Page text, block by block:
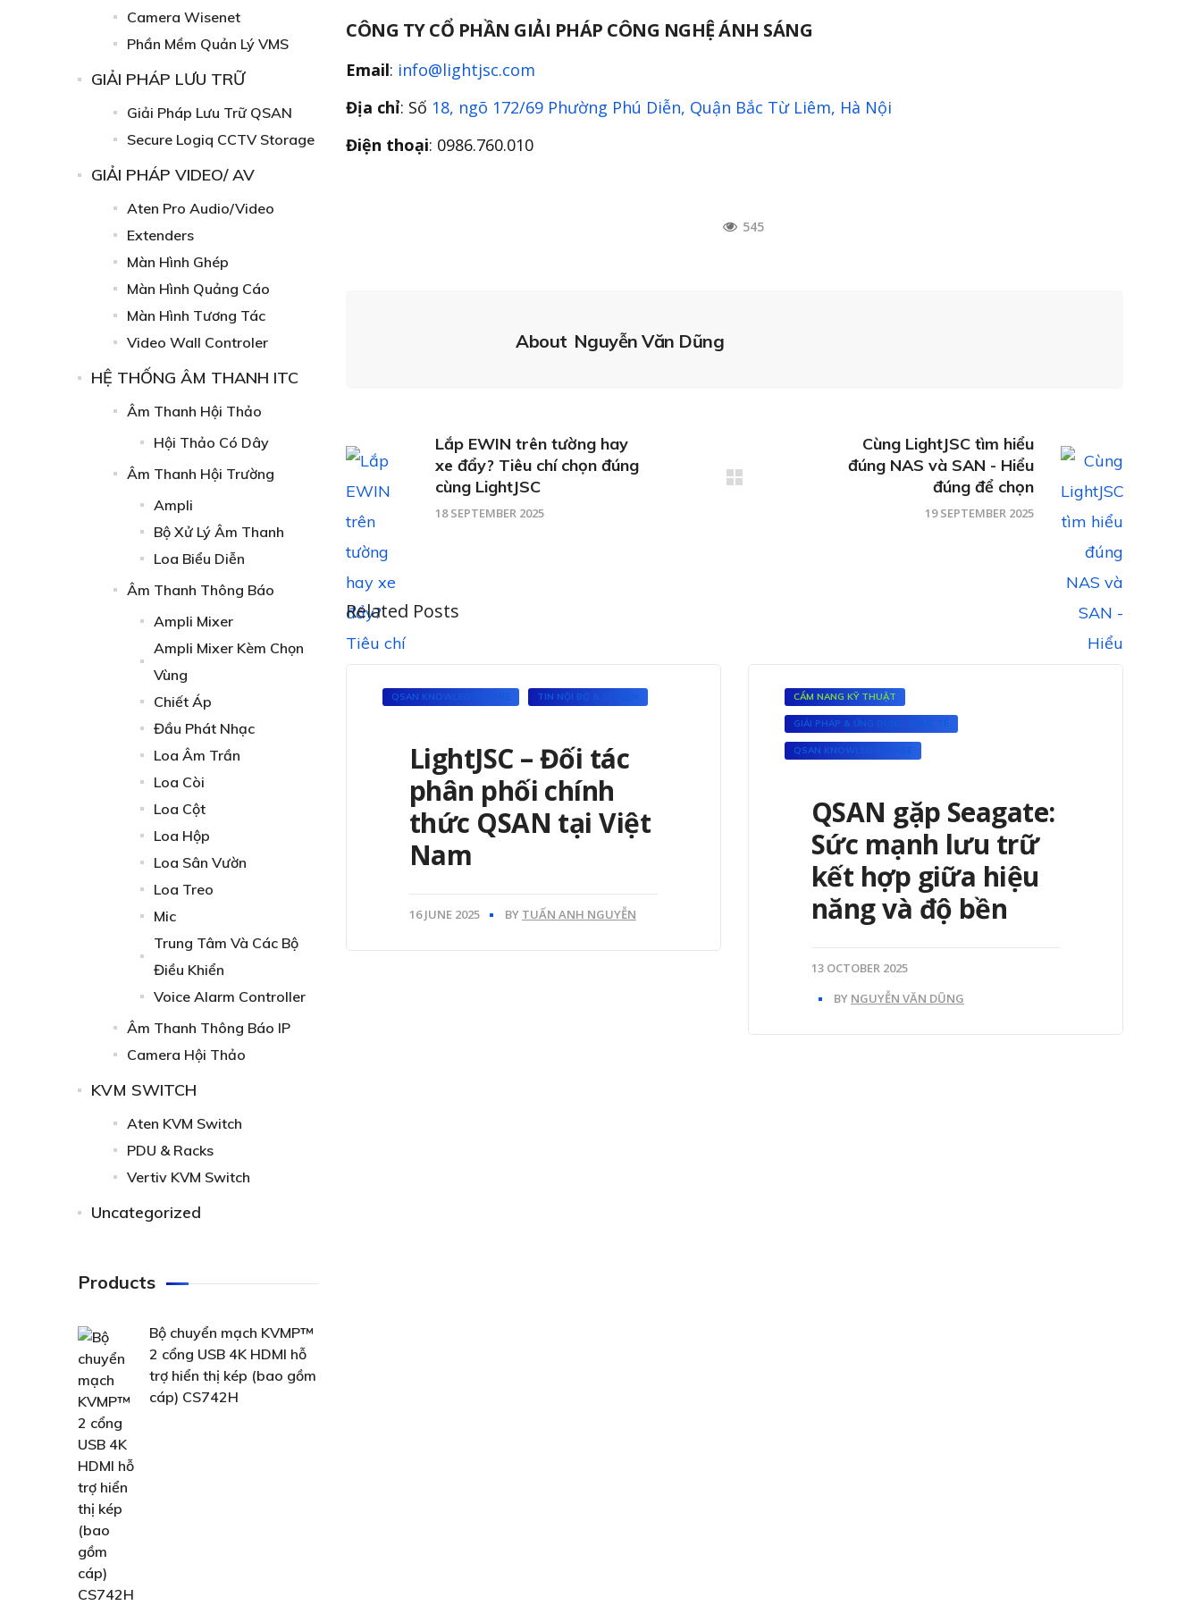
CÔNG TY CỔ PHẦN GIẢI PHÁP CÔNG NGHỆ ÁNH SÁNG
Email: info@lightjsc.com
Địa chỉ: Số 18, ngõ 172/69 Phường Phú Diễn, Quận Bắc Từ Liêm, Hà Nội
Điện thoại: 0986.760.010
545
About Nguyễn Văn Dũng
Lắp EWIN trên tường hay
xe đẩy? Tiêu chí chọn đúng
cùng LightJSC
18 SEPTEMBER 2025
Cùng LightJSC tìm hiểu
đúng NAS và SAN - Hiểu
đúng để chọn
19 SEPTEMBER 2025
Related Posts
QSAN KNOWLEDGE BASE TIN NỘI BỘ & SỰ KIỆN
LightJSC – Đối tác
phân phối chính
thức QSAN tại Việt
Nam
16 JUNE 2025 BY TUẤN ANH NGUYỄN
CẨM NANG KỸ THUẬT
GIẢI PHÁP & ỨNG DỤNG THỰC TẾ
QSAN KNOWLEDGE BASE
QSAN gặp Seagate:
Sức mạnh lưu trữ
kết hợp giữa hiệu
năng và độ bền
13 OCTOBER 2025
BY NGUYỄN VĂN DŨNG
Camera Wisenet
Phần Mềm Quản Lý VMS
GIẢI PHÁP LƯU TRỮ
Giải Pháp Lưu Trữ QSAN
Secure Logiq CCTV Storage
GIẢI PHÁP VIDEO/ AV
Aten Pro Audio/Video
Extenders
Màn Hình Ghép
Màn Hình Quảng Cáo
Màn Hình Tương Tác
Video Wall Controler
HỆ THỐNG ÂM THANH ITC
Âm Thanh Hội Thảo
Hội Thảo Có Dây
Âm Thanh Hội Trường
Ampli
Bộ Xử Lý Âm Thanh
Loa Biểu Diễn
Âm Thanh Thông Báo
Ampli Mixer
Ampli Mixer Kèm Chọn
Vùng
Chiết Áp
Đầu Phát Nhạc
Loa Âm Trần
Loa Còi
Loa Cột
Loa Hộp
Loa Sân Vườn
Loa Treo
Mic
Trung Tâm Và Các Bộ
Điều Khiển
Voice Alarm Controller
Âm Thanh Thông Báo IP
Camera Hội Thảo
KVM SWITCH
Aten KVM Switch
PDU & Racks
Vertiv KVM Switch
Uncategorized
Products
Bộ chuyển mạch KVMP™
2 cổng USB 4K HDMI hỗ
trợ hiển thị kép (bao gồm
cáp) CS742H